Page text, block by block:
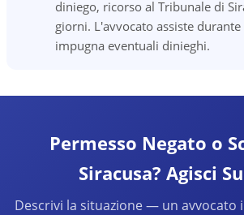
diniego, ricorso al Tribunale di
giorni. L'avvocato assiste
impugna eventuali dinieghi.
Permesso Negato o
Siracusa? Agisci
Descrivi la situazione — un avvocato